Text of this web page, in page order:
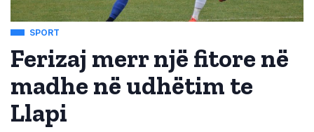
SPORT
Ferizaj merr një fitore në
madhe në udhëtim te
Llapi